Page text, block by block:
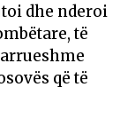
dhe nderoi
të
që të